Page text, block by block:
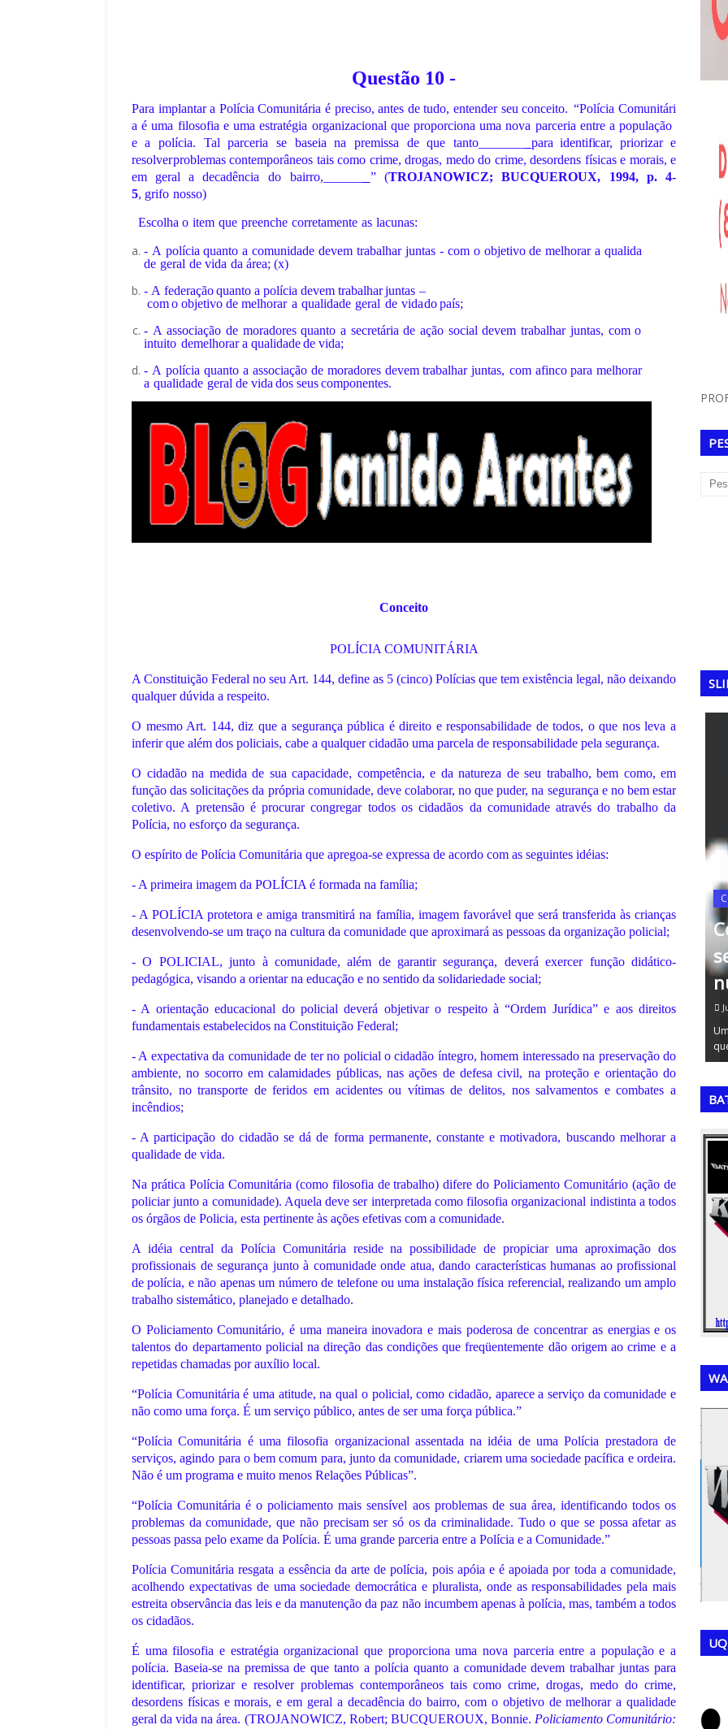
Questão 10 -
Para implantar a Polícia Comunitária é preciso, antes de tudo, entender seu conceito. “Polícia Comunitári
a é uma filosofia e uma estratégia organizacional que proporciona uma nova parceria entre a população
e a polícia. Tal parceria se baseia na premissa de que tanto_______ para identificar, priorizar e
resolverproblemas contemporâneos tais como crime, drogas, medo do crime, desordens físicas e morais, e
em geral a
decadência do bairro,______ ” (TROJANOWICZ; BUCQUEROUX, 1994, p. 4-
5, grifo nosso)
Escolha o item que preenche corretamente as lacunas:
- A polícia quanto a comunidade devem trabalhar juntas - com o objetivo de melhorar a qualida
de geral de vida da área; (x)
- A federação quanto a polícia devem trabalhar juntas –
com o objetivo demelhorar a qualidade geral de vidado país;
- A associação de moradores quanto a secretária de ação social devem trabalhar juntas, com o
intuito demelhorar a qualidade de vida;
- A polícia quanto a associação de moradores devem trabalhar juntas, com afinco para melhorar
a qualidade geral de vida dos seus componentes.
Conceito
POLÍCIA COMUNITÁRIA
A Constituição Federal no seu Art. 144, define as 5 (cinco) Polícias que tem existência legal, não deixando
qualquer dúvida a respeito.
O mesmo Art. 144, diz que a segurança pública é direito e responsabilidade de todos, o que nos leva a
inferir que além dos policiais, cabe a qualquer cidadão uma parcela de responsabilidade pela segurança.
O cidadão na medida de sua capacidade, competência, e da natureza de seu trabalho, bem como, em
função das solicitações da própria comunidade, deve colaborar, no que puder, na segurança e no bem estar
coletivo. A pretensão é procurar congregar todos os cidadãos da comunidade através do trabalho da
Polícia, no esforço da segurança.
O espírito de Polícia Comunitária que apregoa-se expressa de acordo com as seguintes idéias:
- A primeira imagem da POLÍCIA é formada na família;
- A POLÍCIA protetora e amiga transmitirá na família, imagem favorável que será transferida às crianças
desenvolvendo-se um traço na cultura da comunidade que aproximará as pessoas da organização policial;
- O POLICIAL, junto à comunidade, além de garantir segurança, deverá exercer função didático-
pedagógica, visando a orientar na educação e no sentido da solidariedade social;
- A orientação educacional do policial deverá objetivar o respeito à “Ordem Jurídica” e aos direitos
fundamentais estabelecidos na Constituição Federal;
- A expectativa da comunidade de ter no policial o cidadão íntegro, homem interessado na preservação do
ambiente, no socorro em calamidades públicas, nas ações de defesa civil, na proteção e orientação do
trânsito, no transporte de feridos em acidentes ou vítimas de delitos, nos salvamentos e combates a
incêndios;
- A participação do cidadão se dá de forma permanente, constante e motivadora, buscando melhorar a
qualidade de vida.
Na prática Polícia Comunitária (como filosofia de trabalho) difere do Policiamento Comunitário (ação de
policiar junto a comunidade). Aquela deve ser interpretada como filosofia organizacional indistinta a todos
os órgãos de Policia, esta pertinente às ações efetivas com a comunidade.
A idéia central da Polícia Comunitária reside na possibilidade de propiciar uma aproximação dos
profissionais de segurança junto à comunidade onde atua, dando características humanas ao profissional
de polícia, e não apenas um número de telefone ou uma instalação física referencial, realizando um amplo
trabalho sistemático, planejado e detalhado.
O Policiamento Comunitário, é uma maneira inovadora e mais poderosa de concentrar as energias e os
talentos do departamento policial na direção das condições que freqüentemente dão origem ao crime e a
repetidas chamadas por auxílio local.
“Polícia Comunitária é uma atitude, na qual o policial, como cidadão, aparece a serviço da comunidade e
não como uma força. É um serviço público, antes de ser uma força pública.”
“Polícia Comunitária é uma filosofia organizacional assentada na idéia de uma Polícia prestadora de
serviços, agindo para o bem comum para, junto da comunidade, criarem uma sociedade pacífica e ordeira.
Não é um programa e muito menos Relações Públicas”.
“Polícia Comunitária é o policiamento mais sensível aos problemas de sua área, identificando todos os
problemas da comunidade, que não precisam ser só os da criminalidade. Tudo o que se possa afetar as
pessoas passa pelo exame da Polícia. É uma grande parceria entre a Polícia e a Comunidade.”
Polícia Comunitária resgata a essência da arte de polícia, pois apóia e é apoiada por toda a comunidade,
acolhendo expectativas de uma sociedade democrática e pluralista, onde as responsabilidades pela mais
estreita observância das leis e da manutenção da paz não incumbem apenas à polícia, mas, também a todos
os cidadãos.
É uma filosofia e estratégia organizacional que proporciona uma nova parceria entre a população e a
polícia. Baseia-se na premissa de que tanto a polícia quanto a comunidade devem trabalhar juntas para
identificar, priorizar e resolver problemas contemporâneos tais como crime, drogas, medo do crime,
desordens físicas e morais, e em geral a decadência do bairro, com o objetivo de melhorar a qualidade
geral da vida na área. (TROJANOWICZ, Robert; BUCQUEROUX, Bonnie. Policiamento Comunitário:
,
Uma Copa do Mundo só
com as melhores seleções
que nunca foram campeãs
July 11, 2026
Uma Copa do Mundo só com as melhores seleções
,
Matriz de GUT
July 20, 2026